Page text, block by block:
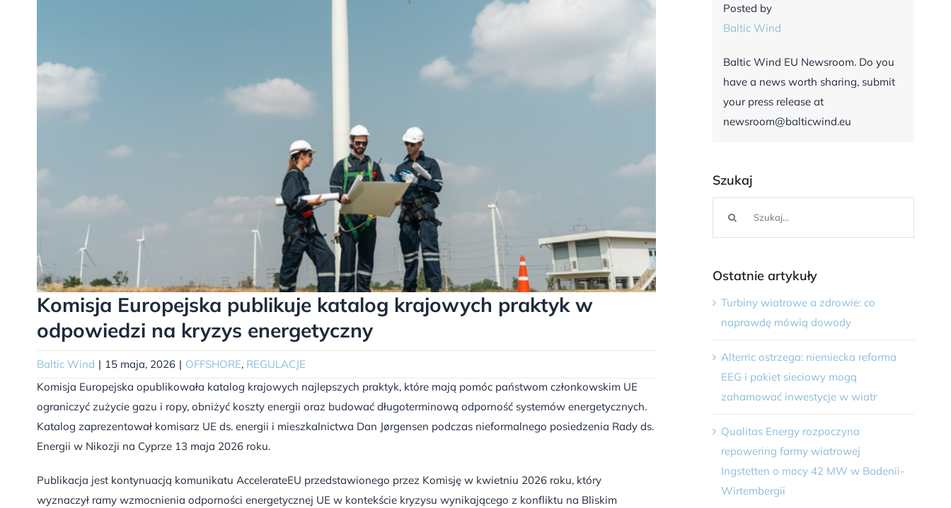
Komisja Europejska publikuje katalog krajowych praktyk w
odpowiedzi na kryzys energetyczny
Baltic Wind | 15 maja, 2026 | OFFSHORE, REGULACJE
Komisja Europejska opublikowała katalog krajowych najlepszych praktyk, które mają pomóc państwom członkowskim UE
ograniczyć zużycie gazu i ropy, obniżyć koszty energii oraz budować długoterminową odporność systemów energetycznych.
Katalog zaprezentował komisarz UE ds. energii i mieszkalnictwa Dan Jørgensen podczas nieformalnego posiedzenia Rady ds.
Energii w Nikozji na Cyprze 13 maja 2026 roku.
Publikacja jest kontynuacją komunikatu AccelerateEU przedstawionego przez Komisję w kwietniu 2026 roku, który
wyznaczył ramy wzmocnienia odporności energetycznej UE w kontekście kryzysu wynikającego z konfliktu na Bliskim
Posted by
Baltic Wind
Baltic Wind EU Newsroom. Do you
have a news worth sharing, submit
your press release at
newsroom@balticwind.eu
Szukaj
Ostatnie artykuły
Turbiny wiatrowe a zdrowie: co
naprawdę mówią dowody
Alterric ostrzega: niemiecka reforma
EEG i pakiet sieciowy mogą
zahamować inwestycje w wiatr
Qualitas Energy rozpoczyna
repowering farmy wiatrowej
Ingstetten o mocy 42 MW w Badenii-
Wirtembergii